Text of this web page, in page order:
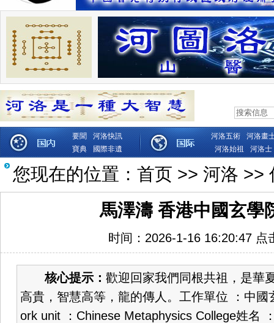
要聞
河洛快訊
寶典
國際非遺
河洛五術
河洛畫
河洛始祖
河洛士
您现在的位置： 首页 >> 河洛 >>
馬澤濤 香港中國玄學
时间：2026-1-16 16:20:47 点
核心提示： 歡迎回家我們同根共祖，是華
高貴，智慧高等，龍的傳人。工作單位 ：中國
ork unit ：Chinese Metaphysics College姓名